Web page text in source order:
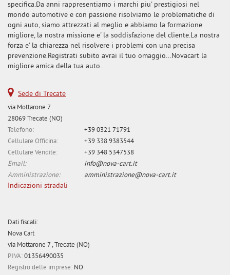
specifica.Da anni rappresentiamo i marchi piu' prestigiosi nel
mondo automotive e con passione risolviamo le problematiche di
ogni auto, siamo attrezzati al meglio e abbiamo la formazione
migliore, la nostra missione e' la soddisfazione del cliente.La nostra
forza e' la chiarezza nel risolvere i problemi con una precisa
prevenzione.Registrati subito avrai il tuo omaggio...Novacart la
migliore amica della tua auto...
Sede di Trecate
via Mottarone 7
28069 Trecate (NO)
Telefono:
+39 0321 71791
Cellulare Officina:
+39 338 9383544
Cellulare Vendite:
+39 348 5347538
Email:
info@nova-cart.it
Amministrazione:
amministrazione@nova-cart.it
Indicazioni stradali
Dati fiscali:
Nova Cart
via Mottarone 7 , Trecate (NO)
P.IVA:01356490035
Registro delle imprese: NO